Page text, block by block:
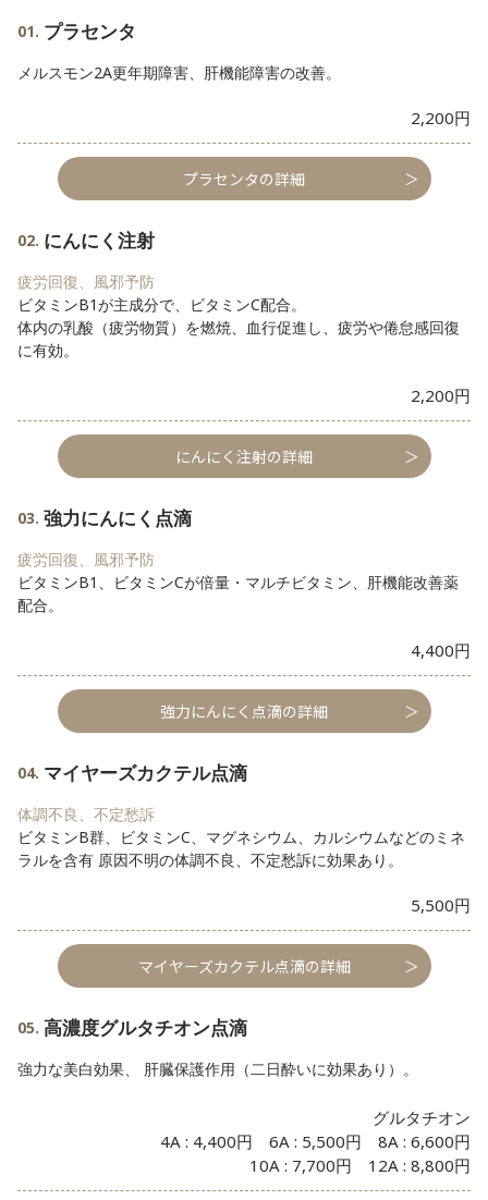
プラセンタ
メルスモン2A更年期障害、肝機能障害の改善。
2,200円
プラセンタの詳細
にんにく注射
疲労回復、風邪予防
ビタミンB1が主成分で、ビタミンC配合。
体内の乳酸（疲労物質）を燃焼、血行促進し、疲労や倦怠感回復
に有効。
2,200円
にんにく注射の詳細
強力にんにく点滴
疲労回復、風邪予防
ビタミンB1、ビタミンCが倍量・マルチビタミン、肝機能改善薬
配合。
4,400円
強力にんにく点滴の詳細
マイヤーズカクテル点滴
体調不良、不定愁訴
ビタミンB群、ビタミンC、マグネシウム、カルシウムなどのミネ
ラルを含有 原因不明の体調不良、不定愁訴に効果あり。
5,500円
マイヤーズカクテル点滴の詳細
高濃度グルタチオン点滴
強力な美白効果、 肝臓保護作用（二日酔いに効果あり）。
グルタチオン
4A : 4,400円 6A : 5,500円 8A : 6,600円
10A : 7,700円 12A : 8,800円